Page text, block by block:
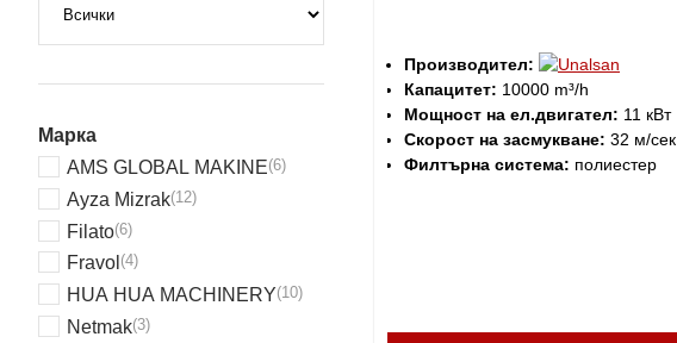
Марка
AMS GLOBAL MAKINE(6)
Ayza Mizrak(12)
Filato(6)
Fravol (4)
HUA HUA MACHINERY(10)
Netmak(3)
Производител:
Капацитет: 10000 m³/h
Мощност на ел.двигател: 11 кВт
Скорост на засмукване: 32 м/сек
Филтърна система: полиестер